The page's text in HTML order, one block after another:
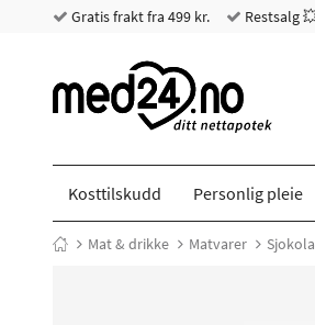
Gratis frakt fra 499 kr. Restsalg
Kosttilskudd Personlig pleie
Mat & drikke Matvarer